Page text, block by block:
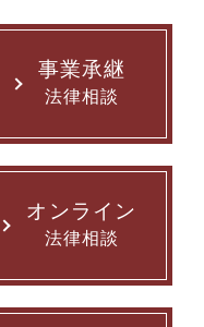
事業承継
法律相談
オンライン
法律相談